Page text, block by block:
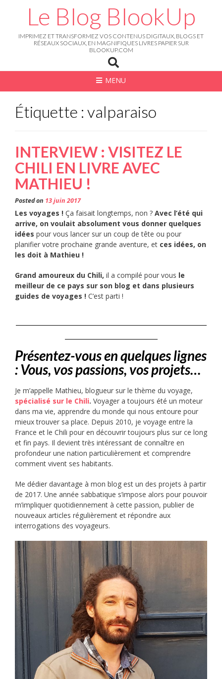
Le Blog BlookUp
IMPRIMEZ ET TRANSFORMEZ VOS CONTENUS DIGITAUX, BLOGS ET
RÉSEAUX SOCIAUX, EN MAGNIFIQUES LIVRES PAPIER SUR
BLOOKUP.COM
MENU
Étiquette : valparaiso
INTERVIEW : VISITEZ LE
CHILI EN LIVRE AVEC
MATHIEU !
Posted on 13 juin 2017
Les voyages ! Ça faisait longtemps, non ? Avec l’été qui
arrive, on voulait absolument vous donner quelques
idées pour vous lancer sur un coup de tête ou pour
planifier votre prochaine grande aventure, et ces idées, on
les doit à Mathieu !
Grand amoureux du Chili, il a compilé pour vous le
meilleur de ce pays sur son blog et dans plusieurs
guides de voyages ! C’est parti !
Présentez-vous en quelques lignes
: Vous, vos passions, vos projets…
Je m’appelle Mathieu, blogueur sur le thème du voyage,
spécialisé sur le Chili. Voyager a toujours été un moteur
dans ma vie, apprendre du monde qui nous entoure pour
mieux trouver sa place. Depuis 2010, je voyage entre la
France et le Chili pour en découvrir toujours plus sur ce long
et fin pays. Il devient très intéressant de connaître en
profondeur une nation particulièrement et comprendre
comment vivent ses habitants.
Me dédier davantage à mon blog est un des projets à partir
de 2017. Une année sabbatique s’impose alors pour pouvoir
m’impliquer quotidiennement à cette passion, publier de
nouveaux articles régulièrement et répondre aux
interrogations des voyageurs.